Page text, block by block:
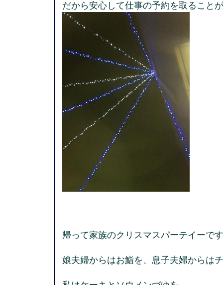
だから安心して仕事の予約を取ること
帰って家族のクリスマスパーテイーで
娘夫婦からはお鮨を、息子夫婦からは